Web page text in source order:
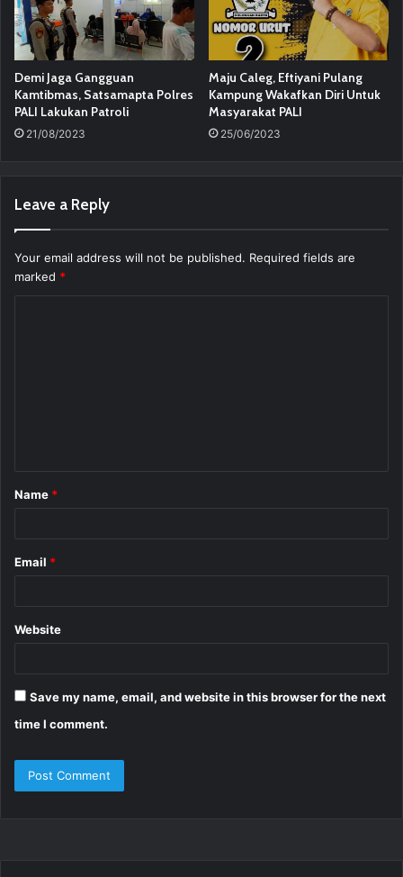
Demi Jaga Gangguan
Kamtibmas, Satsamapta Polres
PALI Lakukan Patroli
21/08/2023
Maju Caleg, Eftiyani Pulang
Kampung Wakafkan Diri Untuk
Masyarakat PALI
25/06/2023
Leave a Reply
Your email address will not be published. Required fields are
marked *
*
Name *
Email *
Website
Save my name, email, and website in this browser for the next
time I comment.